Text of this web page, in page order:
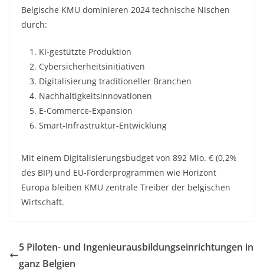
Belgische KMU dominieren 2024 technische Nischen
durch:
KI-gestützte Produktion
Cybersicherheitsinitiativen
Digitalisierung traditioneller Branchen
Nachhaltigkeitsinnovationen
E-Commerce-Expansion
Smart-Infrastruktur-Entwicklung
Mit einem Digitalisierungsbudget von 892 Mio. € (0,2%
des BIP) und EU-Förderprogrammen wie Horizont
Europa bleiben KMU zentrale Treiber der belgischen
Wirtschaft.
5 Piloten- und Ingenieurausbildungseinrichtungen in
ganz Belgien